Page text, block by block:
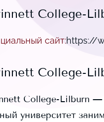
College-
сайт:https://
College-
College-Lilburn —
университет